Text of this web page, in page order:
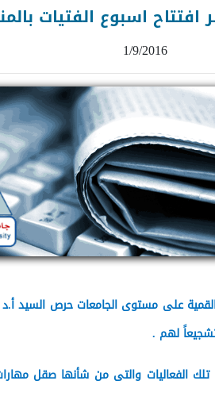
اسبوع الفتيات
1/9/2016
على مستوى الجامعات حرص السيد أ.د
الفعاليات والتى من شأنها صقل